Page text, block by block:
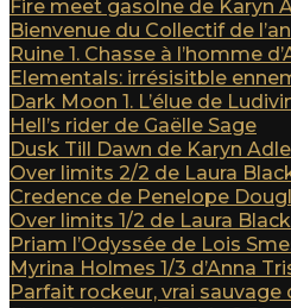
Fire meet gasolne de Karyn
Bienvenue du Collectif de
Ruine 1. Chasse à l’homme
Elementals: irrésisitble
Dark Moon 1. L’élue de
Hell’s rider de Gaëlle Sage
Dusk Till Dawn de Karyn
Over limits 2/2 de Laura
Credence de Penelope
Over limits 1/2 de Laura Black
Priam l’Odyssée de Lois
Myrina Holmes 1/3 d’Anna
Parfait rockeur, vrai sauvage